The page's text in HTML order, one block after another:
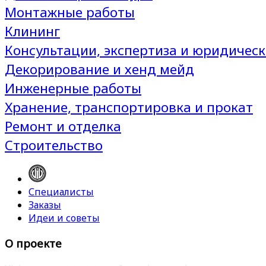
Монтажные работы
Клининг
Консультации, экспертиза и
Декорирование и хенд мейд
Инженерные работы
Хранение, транспортировка и прокат
Ремонт и отделка
Строительство
Специалисты
Заказы
Идеи и советы
О проекте